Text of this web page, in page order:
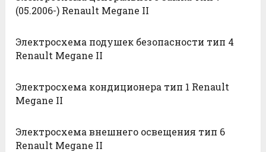
(05.2006-) Renault Megane II
Электросхема подушек безопасности тип 4
Renault Megane II
Электросхема кондиционера тип 1 Renault
Megane II
Электросхема внешнего освещения тип 6
Renault Megane II